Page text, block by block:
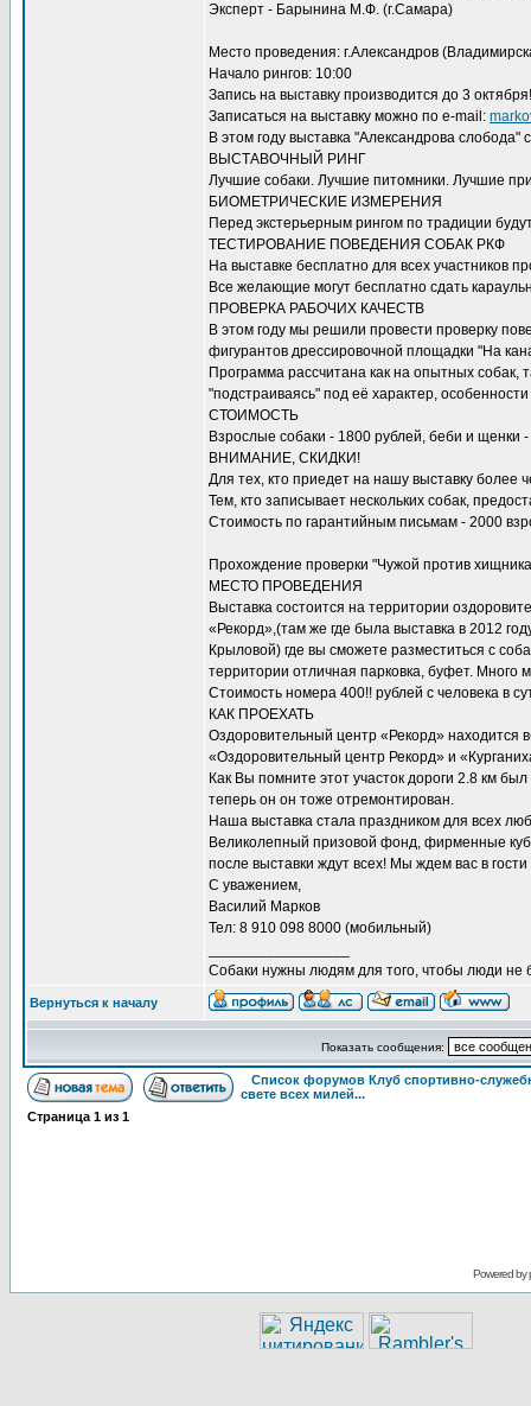
Эксперт - Барынина М.Ф. (г.Самара)
Место проведения: г.Александров
Начало рингов: 10:00
Запись на выставку производится до 3 октября!
Записаться на выставку можно по e-mail:
В этом году выставка "Александрова слобода"
ВЫСТАВОЧНЫЙ РИНГ
Лучшие собаки. Лучшие питомники. Лучшие
БИОМЕТРИЧЕСКИЕ ИЗМЕРЕНИЯ
Перед экстерьерным рингом по традиции
ТЕСТИРОВАНИЕ ПОВЕДЕНИЯ СОБАК РКФ
На выставке бесплатно для всех участников
Все желающие могут бесплатно сдать
ПРОВЕРКА РАБОЧИХ КАЧЕСТВ
В этом году мы решили провести проверку
фигурантов дрессировочной площадки "На
Программа рассчитана как на опытных собак,
"подстраиваясь" под её характер,
СТОИМОСТЬ
Взрослые собаки - 1800 рублей, беби и щенки
ВНИМАНИЕ, СКИДКИ!
Для тех, кто приедет на нашу выставку более
Тем, кто записывает нескольких собак,
Стоимость по гарантийным письмам - 2000
Прохождение проверки "Чужой против
МЕСТО ПРОВЕДЕНИЯ
Выставка состоится на территории
«Рекорд»,(там же где была выставка в 2012
Крыловой) где вы сможете разместиться с
территории отличная парковка, буфет. Много
Стоимость номера 400!! рублей с человека в
КАК ПРОЕХАТЬ
Оздоровительный центр «Рекорд» находится
«Оздоровительный центр Рекорд» и
Как Вы помните этот участок дороги 2.8 км
теперь он он тоже отремонтирован.
Наша выставка стала праздником для всех
Великолепный призовой фонд, фирменные
после выставки ждут всех! Мы ждем вас в
С уважением,
Василий Марков
Тел: 8 910 098 8000 (мобильный)
Собаки нужны людям для того, чтобы люди не
Вернуться к началу
Показать сообщения:
Список форумов Клуб спортивно-
свете всех милей...
Страница 1 из 1
Powered by